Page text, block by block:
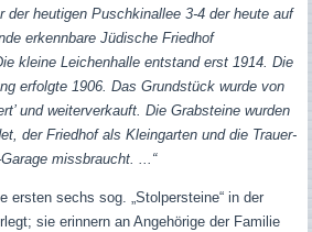
der heutigen Puschkinallee 3-4 der heute auf
erkennbare Jüdische Friedhof
kleine Leichenhalle entstand erst 1914. Die
erfolgte 1906. Das Grundstück wurde von
und weiterverkauft. Die Grabsteine wurden
der Friedhof als Kleingarten und die Trauer-
missbraucht. ...“
ersten sechs sog. „Stolpersteine“ in der
sie erinnern an Angehörige der Familie